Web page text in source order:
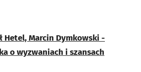
Hetel, Marcin Dymkowski -
o wyzwaniach i szansach